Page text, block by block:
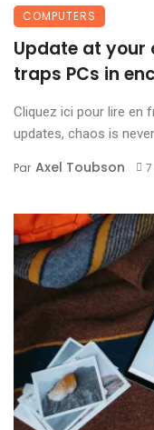
COMPUTERS
Update at your
traps PCs in
Cliquez ici pour lire en
updates, chaos is never
Par Axel Toubson